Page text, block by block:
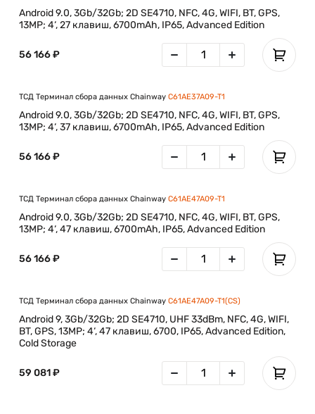
Android 9.0, 3Gb/32Gb; 2D SE4710, NFC, 4G, WIFI, BT, GPS,
13MP; 4‘, 27 клавиш, 6700mAh, IP65, Advanced Edition
56 166 ₽
ТСД Терминал сбора данных Chainway C61AE37A09-T1
Android 9.0, 3Gb/32Gb; 2D SE4710, NFC, 4G, WIFI, BT, GPS,
13MP; 4‘, 37 клавиш, 6700mAh, IP65, Advanced Edition
56 166 ₽
ТСД Терминал сбора данных Chainway C61AE47A09-T1
Android 9.0, 3Gb/32Gb; 2D SE4710, NFC, 4G, WIFI, BT, GPS,
13MP; 4‘, 47 клавиш, 6700mAh, IP65, Advanced Edition
56 166 ₽
ТСД Терминал сбора данных Chainway C61AE47A09-T1(CS)
Android 9, 3Gb/32Gb; 2D SE4710, UHF 33dBm, NFC, 4G, WIFI,
BT, GPS, 13MP; 4‘, 47 клавиш, 6700, IP65, Advanced Edition,
Cold Storage
59 081 ₽